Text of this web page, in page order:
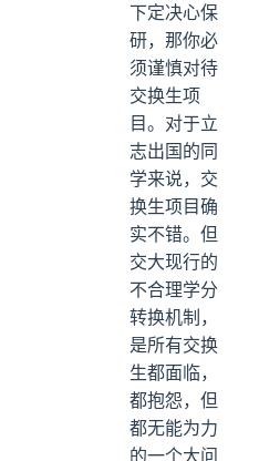
下定决心保
研，那你必
须谨慎对待
交换生项
目。对于立
志出国的同
学来说，交
换生项目确
实不错。但
交大现行的
不合理学分
转换机制，
是所有交换
生都面临，
都抱怨，但
都无能为力
的一个大问